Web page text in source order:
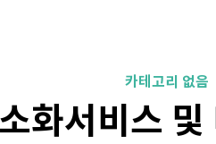
카테고리 없음
화서비스